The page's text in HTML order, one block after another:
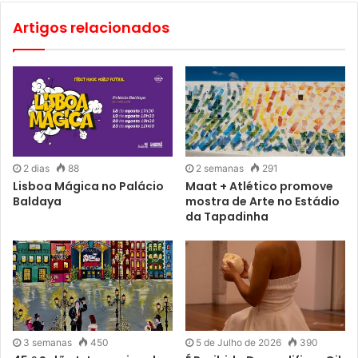
Artigos relacionados
2 dias 88
Lisboa Mágica no Palácio
Baldaya
2 semanas 291
Maat + Atlético promove
mostra de Arte no Estádio
da Tapadinha
3 semanas 450 5 de Julho de 2026 390